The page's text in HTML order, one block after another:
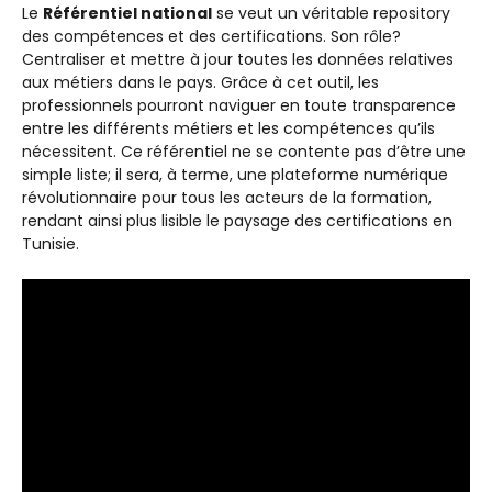
Le Référentiel national se veut un véritable repository
des compétences et des certifications. Son rôle?
Centraliser et mettre à jour toutes les données relatives
aux métiers dans le pays. Grâce à cet outil, les
professionnels pourront naviguer en toute transparence
entre les différents métiers et les compétences qu’ils
nécessitent. Ce référentiel ne se contente pas d’être une
simple liste; il sera, à terme, une plateforme numérique
révolutionnaire pour tous les acteurs de la formation,
rendant ainsi plus lisible le paysage des certifications en
Tunisie.